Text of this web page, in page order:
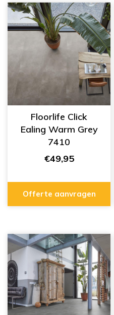
Floorlife Click
Ealing Warm Grey
7410
€49,95
Offerte aanvragen